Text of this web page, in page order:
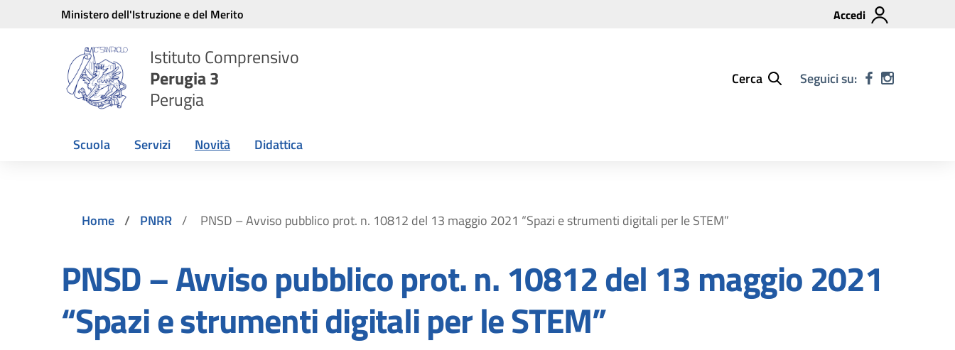
Vai ai contenuti
Vai al menu di navigazione
Ministero dell'Istruzione e del Merito Accedi
Istituto Comprensivo
Perugia 3
Perugia
Cerca Seguici su:
Scuola Servizi Novità Didattica
Home PNRR PNSD – Avviso pubblico prot. n. 10812 del 13 maggio 2021 “Spazi e strumenti digitali per le STEM”
PNSD – Avviso pubblico prot. n. 10812 del 13 maggio 2021
“Spazi e strumenti digitali per le STEM”